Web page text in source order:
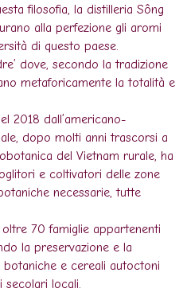
filosofia, la distilleria Sông
alla perfezione gli aromi
di questo paese.
dove, secondo la tradizione
metaforicamente la totalità e
2018 dall’americano-
dopo molti anni trascorsi a
del Vietnam rurale, ha
e coltivatori delle zone
necessarie, tutte
70 famiglie appartenenti
la preservazione e la
e cereali autoctoni
secolari locali.